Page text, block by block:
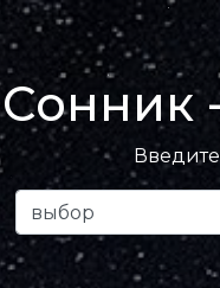
Сонник